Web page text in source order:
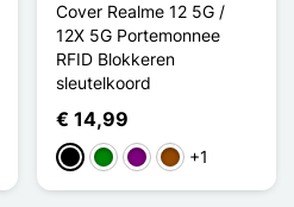
Cover Realme 12 5G /
12X 5G Portemonnee
RFID Blokkeren
sleutelkoord
€ 14,99
ZwartGroenPurperBruin+1